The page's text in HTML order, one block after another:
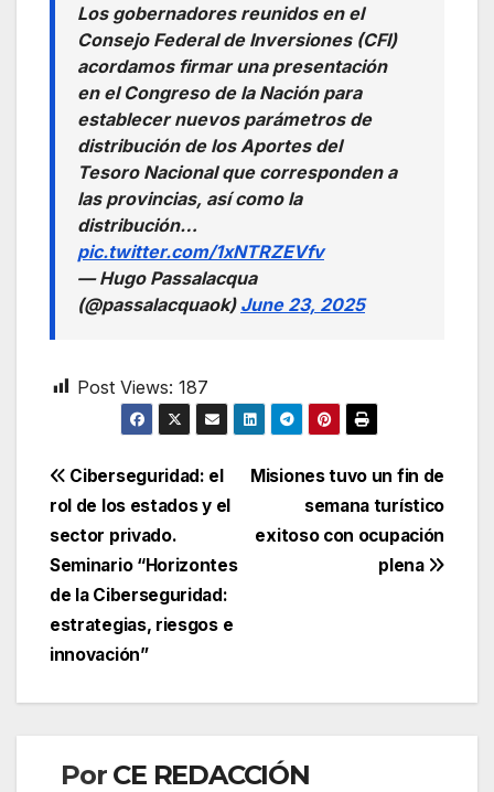
Los gobernadores reunidos en el
Consejo Federal de Inversiones (CFI)
acordamos firmar una presentación
en el Congreso de la Nación para
establecer nuevos parámetros de
distribución de los Aportes del
Tesoro Nacional que corresponden a
las provincias, así como la
distribución…
pic.twitter.com/1xNTRZEVfv
— Hugo Passalacqua
(@passalacquaok) June 23, 2025
Post Views: 187
Navegación
de
entradas
Misiones tuvo un fin de
semana turístico
exitoso con ocupación
plena
Ciberseguridad: el
rol de los estados y el
sector privado.
Seminario “Horizontes
de la Ciberseguridad:
estrategias, riesgos e
innovación”
Por CE REDACCIÓN